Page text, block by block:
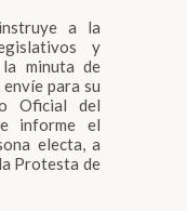
a la
y
minuta de
para su
Oficial del
informe el
electa, a
Protesta de